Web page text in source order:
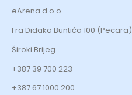
eArena d.o.o.
Fra Didaka Buntića 100 (Pecara)
Široki Brijeg
+387 39 700 223
+387 67 1000 200